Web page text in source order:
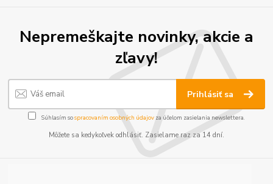
Nepremeškajte novinky, akcie a
zľavy!
Prihlásiť sa
Súhlasím sospracovaním osobných údajov za účelom zasielania newslettera.
Môžete sa kedykoľvek odhlásiť. Zasielame raz za 14 dní.